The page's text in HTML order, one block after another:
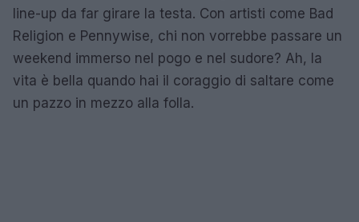
line-up da far girare la testa. Con artisti come Bad
Religion e Pennywise, chi non vorrebbe passare un
weekend immerso nel pogo e nel sudore? Ah, la
vita è bella quando hai il coraggio di saltare come
un pazzo in mezzo alla folla.